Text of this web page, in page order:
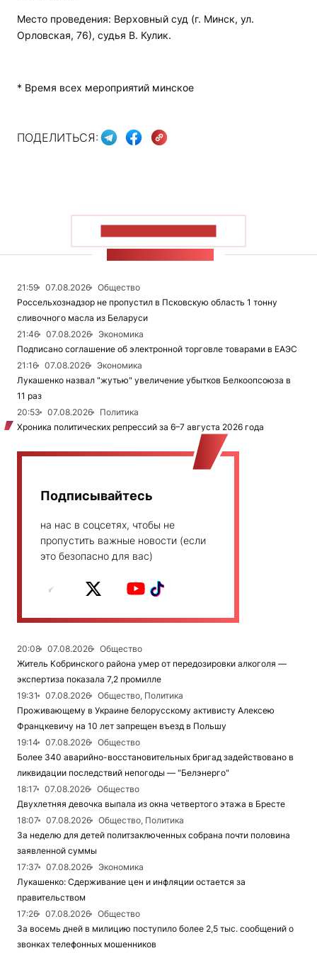
Место проведения: Верховный суд (г. Минск, ул.
Орловская, 76), судья В. Кулик.
* Время всех мероприятий минское
ПОДЕЛИТЬСЯ:
21:59 07.08.2026
Общество
Россельхознадзор не пропустил в Псковскую область 1 тонну
сливочного масла из Беларуси
21:46
07.08.2026
Экономика
Подписано соглашение об электронной торговле товарами в ЕАЭС
21:16
07.08.2026
Экономика
Лукашенко назвал "жутью" увеличение убытков Белкоопсоюза в
11 раз
20:53
07.08.2026
Политика
Хроника политических репрессий за 6–7 августа 2026 года
Подписывайтесь
на нас в соцсетях, чтобы не
пропустить важные новости (если
это безопасно для вас)
20:08 07.08.2026
Общество
Житель Кобринского района умер от передозировки алкоголя —
экспертиза показала 7,2 промилле
19:31
07.08.2026
Общество, Политика
Проживающему в Украине белорусскому активисту Алексею
Францкевичу на 10 лет запрещен въезд в Польшу
19:14
07.08.2026
Общество
Более 340 аварийно-восстановительных бригад задействовано в
ликвидации последствий непогоды — "Белэнерго"
18:17
07.08.2026
Общество
Двухлетняя девочка выпала из окна четвертого этажа в Бресте
18:07
07.08.2026
Общество, Политика
За неделю для детей политзаключенных собрана почти половина
заявленной суммы
17:37
07.08.2026
Экономика
Лукашенко: Сдерживание цен и инфляции остается за
правительством
17:26
07.08.2026
Общество
За восемь дней в милицию поступило более 2,5 тыс. сообщений о
звонках телефонных мошенников